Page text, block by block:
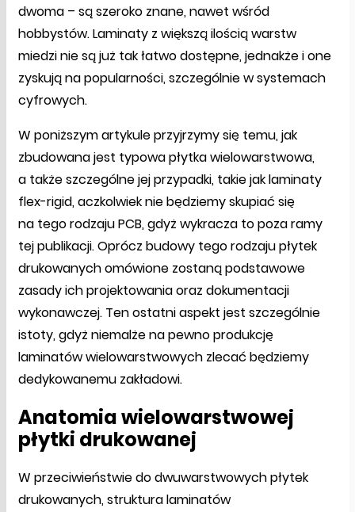
dwoma – są szeroko znane, nawet wśród
hobbystów. Laminaty z większą ilością warstw
miedzi nie są już tak łatwo dostępne, jednakże i one
zyskują na popularności, szczególnie w systemach
cyfrowych.
W poniższym artykule przyjrzymy się temu, jak
zbudowana jest typowa płytka wielowarstwowa,
a także szczególne jej przypadki, takie jak laminaty
flex-rigid, aczkolwiek nie będziemy skupiać się
na tego rodzaju PCB, gdyż wykracza to poza ramy
tej publikacji. Oprócz budowy tego rodzaju płytek
drukowanych omówione zostaną podstawowe
zasady ich projektowania oraz dokumentacji
wykonawczej. Ten ostatni aspekt jest szczególnie
istoty, gdyż niemalże na pewno produkcję
laminatów wielowarstwowych zlecać będziemy
dedykowanemu zakładowi.
Anatomia wielowarstwowej
płytki drukowanej
W przeciwieństwie do dwuwarstwowych płytek
drukowanych, struktura laminatów